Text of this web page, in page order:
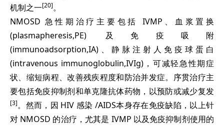
机制之一[20]。
NMOSD 急性期治疗主要包括 IVMP、血浆置换
(plasmapheresis,PE) 及免疫吸附
(immunoadsorption,IA)、静脉注射人免疫球蛋白
(intravenous immunoglobulin,IVIg)，可减轻急性期症
状、缩短病程、改善残疾程度和防治并发症。序贯治疗主
要包括免疫抑制剂和单克隆抗体药物，以预防或减少复发
[3]。然而，因 HIV 感染 /AIDS本身存在免疫缺陷，以上针
对 NMOSD 的治疗，尤其是 IVMP 以及免疫抑制剂使用的